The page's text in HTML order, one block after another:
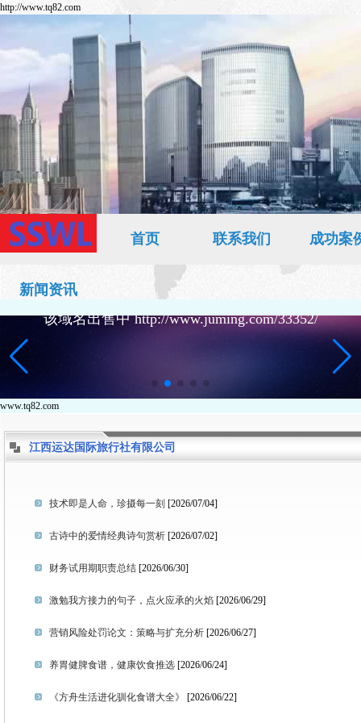
http://www.tq82.com
首页 联系我们 成功案
新闻资讯
该域名出售中 http://www.juming.com/33352/
www.tq82.com
江西运达国际旅行社有限公司
技术即是人命，珍摄每一刻 [2026/07/04]
古诗中的爱情经典诗句赏析[2026/07/02]
财务试用期职责总结[2026/06/30]
激勉我方接力的句子，点火应承的火焰[2026/06/29]
营销风险处罚论文：策略与扩充分析[2026/06/27]
养胃健脾食谱，健康饮食推选[2026/06/24]
《方舟生活进化驯化食谱大全》 [2026/06/22]